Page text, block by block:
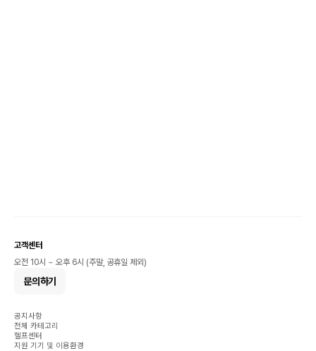
고객센터
오전 10시 ~ 오후 6시 (주말, 공휴일 제외)
문의하기
공지사항
전체 카테고리
헬프센터
지원 기기 및 이용환경